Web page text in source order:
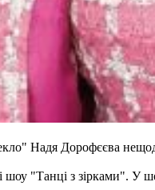
Надя Дорофєєва
шоу "Танці з зірками". У